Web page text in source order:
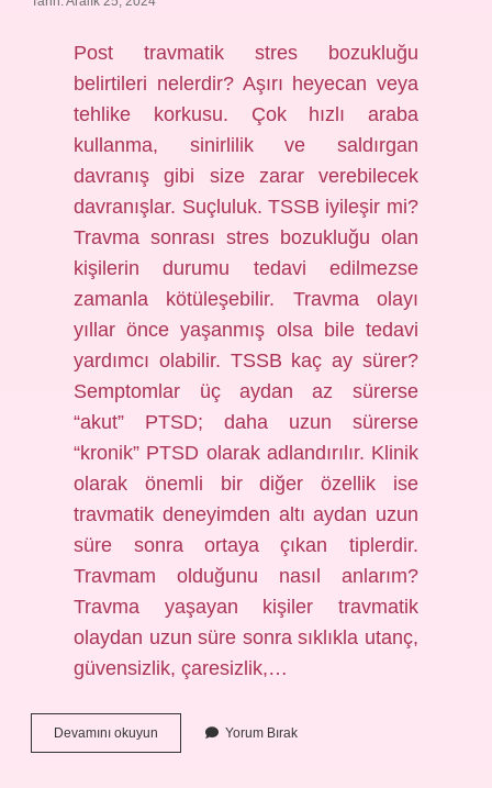
Post travmatik stres bozukluğu
belirtileri nelerdir? Aşırı heyecan veya
tehlike korkusu. Çok hızlı araba
kullanma, sinirlilik ve saldırgan
davranış gibi size zarar verebilecek
davranışlar. Suçluluk. TSSB iyileşir mi?
Travma sonrası stres bozukluğu olan
kişilerin durumu tedavi edilmezse
zamanla kötüleşebilir. Travma olayı
yıllar önce yaşanmış olsa bile tedavi
yardımcı olabilir. TSSB kaç ay sürer?
Semptomlar üç aydan az sürerse
“akut” PTSD; daha uzun sürerse
“kronik” PTSD olarak adlandırılır. Klinik
olarak önemli bir diğer özellik ise
travmatik deneyimden altı aydan uzun
süre sonra ortaya çıkan tiplerdir.
Travmam olduğunu nasıl anlarım?
Travma yaşayan kişiler travmatik
olaydan uzun süre sonra sıklıkla utanç,
güvensizlik, çaresizlik,…
Devamını okuyun
Ne
Yorum Bırak